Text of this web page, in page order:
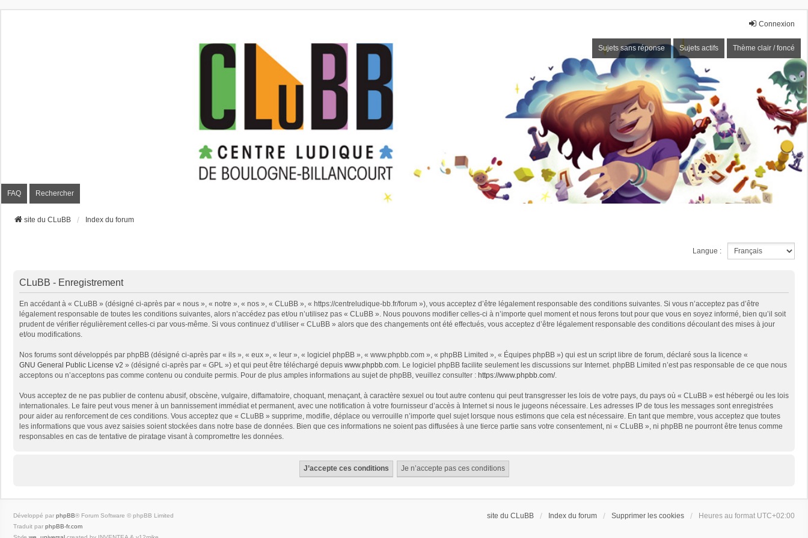
Connexion
Sujets sans réponse Sujets actifs Thème clair / foncé
FAQ Rechercher
site du CLuBB Index du forum
Langue :
CLuBB - Enregistrement
En accédant à « CLuBB » (désigné ci-après par « nous », « notre », « nos », « CLuBB », « https://centreludique-bb.fr/forum »), vous acceptez d’être légalement responsable des conditions suivantes. Si vous n’acceptez pas d’être
légalement responsable de toutes les conditions suivantes, alors n’accédez pas et/ou n’utilisez pas « CLuBB ». Nous pouvons modifier celles-ci à n’importe quel moment et nous ferons tout pour que vous en soyez informé, bien qu’il soit
prudent de vérifier régulièrement celles-ci par vous-même. Si vous continuez d’utiliser « CLuBB » alors que des changements ont été effectués, vous acceptez d’être légalement responsable des conditions découlant des mises à jour
et/ou modifications.
Nos forums sont développés par phpBB (désigné ci-après par « ils », « eux », « leur », « logiciel phpBB », « www.phpbb.com », « phpBB Limited », « Équipes phpBB ») qui est un script libre de forum, déclaré sous la licence «
GNU General Public License v2 » (désigné ci-après par « GPL ») et qui peut être téléchargé depuis www.phpbb.com. Le logiciel phpBB facilite seulement les discussions sur Internet. phpBB Limited n’est pas responsable de ce que nous
acceptons ou n’acceptons pas comme contenu ou conduite permis. Pour de plus amples informations au sujet de phpBB, veuillez consulter : https://www.phpbb.com/.
Vous acceptez de ne pas publier de contenu abusif, obscène, vulgaire, diffamatoire, choquant, menaçant, à caractère sexuel ou tout autre contenu qui peut transgresser les lois de votre pays, du pays où « CLuBB » est hébergé ou les lois
internationales. Le faire peut vous mener à un bannissement immédiat et permanent, avec une notification à votre fournisseur d’accès à Internet si nous le jugeons nécessaire. Les adresses IP de tous les messages sont enregistrées
pour aider au renforcement de ces conditions. Vous acceptez que « CLuBB » supprime, modifie, déplace ou verrouille n’importe quel sujet lorsque nous estimons que cela est nécessaire. En tant que membre, vous acceptez que toutes
les informations que vous avez saisies soient stockées dans notre base de données. Bien que ces informations ne soient pas diffusées à une tierce partie sans votre consentement, ni « CLuBB », ni phpBB ne pourront être tenus comme
responsables en cas de tentative de piratage visant à compromettre les données.
site du CLuBB Index du forum Supprimer les cookies Heures au format UTC+02:00
Développé par phpBB® Forum Software © phpBB Limited
Traduit par phpBB-fr.com